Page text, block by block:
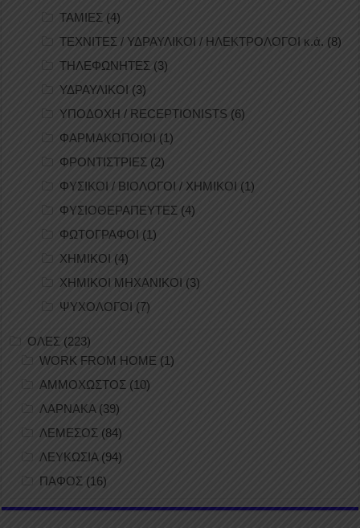
ΤΑΜΙΕΣ (4)
ΤΕΧΝΙΤΕΣ / ΥΔΡΑΥΛΙΚΟΙ / ΗΛΕΚΤΡΟΛΟΓΟΙ κ.ά. (8)
ΤΗΛΕΦΩΝΗΤΕΣ (3)
ΥΔΡΑΥΛΙΚΟΙ (3)
ΥΠΟΔΟΧΗ / RECEPTIONISTS (6)
ΦΑΡΜΑΚΟΠΟΙΟΙ (1)
ΦΡΟΝΤΙΣΤΡΙΕΣ (2)
ΦΥΣΙΚΟΙ / ΒΙΟΛΟΓΟΙ / ΧΗΜΙΚΟΙ (1)
ΦΥΣΙΟΘΕΡΑΠΕΥΤΕΣ (4)
ΦΩΤΟΓΡΑΦΟΙ (1)
ΧΗΜΙΚΟΙ (4)
ΧΗΜΙΚΟΙ ΜΗΧΑΝΙΚΟΙ (3)
ΨΥΧΟΛΟΓΟΙ (7)
ΟΛΕΣ (223)
WORK FROM HOME (1)
ΑΜΜΟΧΩΣΤΟΣ (10)
ΛΑΡΝΑΚΑ (39)
ΛΕΜΕΣΟΣ (84)
ΛΕΥΚΩΣΙΑ(94)
ΠΑΦΟΣ (16)